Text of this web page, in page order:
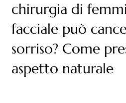
chirurgia di
facciale può
sorriso? Come
aspetto naturale